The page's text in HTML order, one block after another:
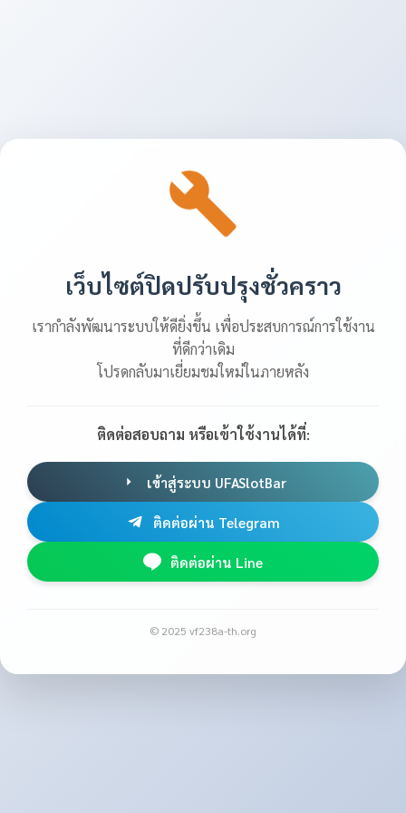
เว็บไซต์ปิดปรับปรุงชั่วคราว
เรากำลังพัฒนาระบบให้ดียิ่งขึ้น เพื่อประสบการณ์การใช้งาน
ที่ดีกว่าเดิม
โปรดกลับมาเยี่ยมชมใหม่ในภายหลัง
ติดต่อสอบถาม หรือเข้าใช้งานได้ที่:
เข้าสู่ระบบ UFASlotBar
ติดต่อผ่าน Telegram
ติดต่อผ่าน Line
© 2025 vf238a-th.org